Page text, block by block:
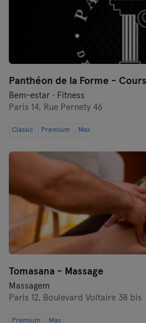
Panthéon de la Forme -
Bem-estar · Fitness
Paris 14, Rue Pernety 46
Classic Premium Max
Tomasana - Massage
Massagem
Paris 12, Boulevard Voltaire 38 bis
Premium Max